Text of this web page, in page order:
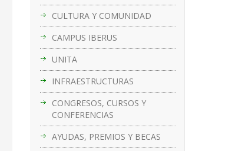
CULTURA Y COMUNIDAD
CAMPUS IBERUS
UNITA
INFRAESTRUCTURAS
CONGRESOS, CURSOS Y
CONFERENCIAS
AYUDAS, PREMIOS Y BECAS